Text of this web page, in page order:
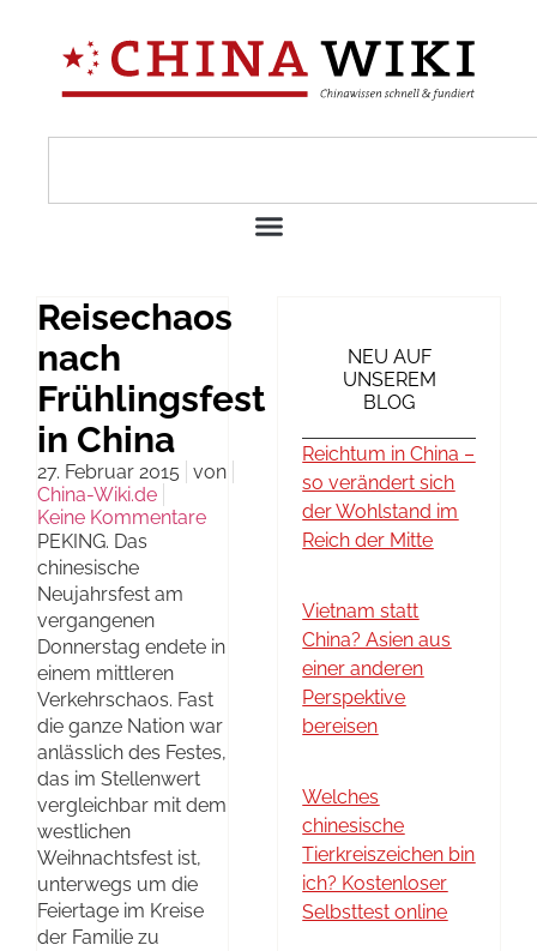
Reisechaos
nach
Frühlingsfest
in China
27. Februar 2015
von
China-Wiki.de
Keine Kommentare
PEKING. Das
chinesische
Neujahrsfest am
vergangenen
Donnerstag endete in
einem mittleren
Verkehrschaos. Fast
die ganze Nation war
anlässlich des Festes,
das im Stellenwert
vergleichbar mit dem
westlichen
Weihnachtsfest ist,
unterwegs um die
Feiertage im Kreise
der Familie zu
NEU AUF
UNSEREM
BLOG
Reichtum in China –
so verändert sich
der Wohlstand im
Reich der Mitte
Vietnam statt
China? Asien aus
einer anderen
Perspektive
bereisen
Welches
chinesische
Tierkreiszeichen bin
ich? Kostenloser
Selbsttest online